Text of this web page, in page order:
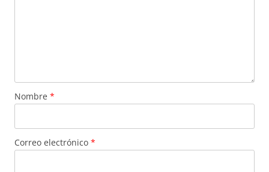
Nombre *
Correo electrónico *